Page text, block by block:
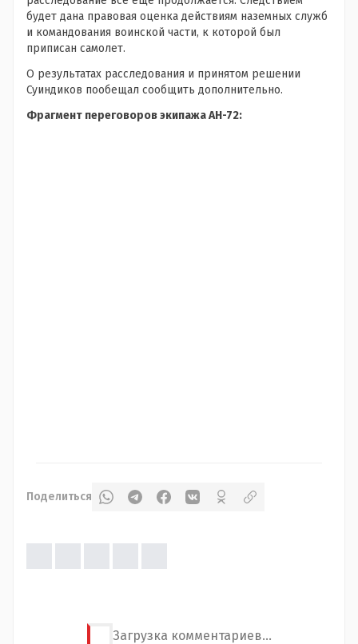
будет дана правовая оценка действиям наземных служб
и командования воинской части, к которой был
приписан самолет.
О результатах расследования и принятом решении
Суиндиков пообещал сообщить дополнительно.
Фрагмент переговоров экипажа АН-72:
Поделиться
Загрузка комментариев...